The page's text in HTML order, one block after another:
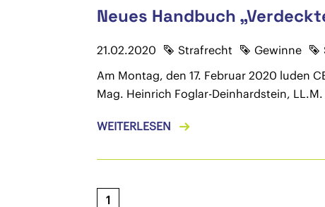
Neues Handbuch
21.02.2020 Strafrecht Gewinne
Am Montag, den 17. Februar 2020 luden
Mag. Heinrich Foglar-Deinhardstein,
WEITERLESEN
1